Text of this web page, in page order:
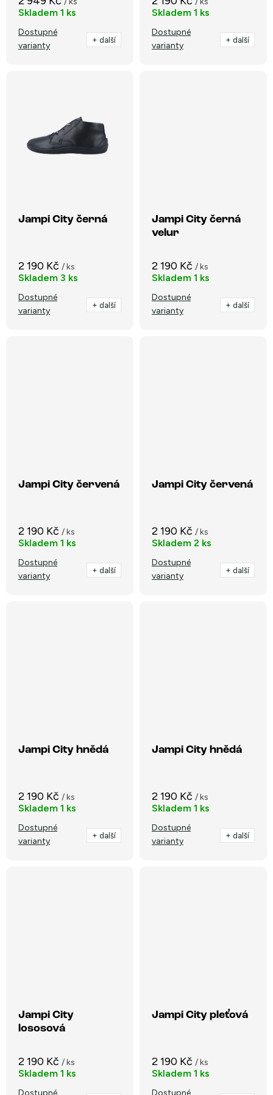
Skladem 1 ks
Dostupné
varianty
+ další
Skladem 1 ks
Dostupné
varianty
+ další
Jampi City černá
2 190 Kč / ks
Skladem 3 ks
Dostupné
varianty
+ další
Jampi City černá
velur
2 190 Kč / ks
Skladem 1 ks
Dostupné
varianty
+ další
Jampi City červená
2 190 Kč / ks
Skladem 1 ks
Dostupné
varianty
+ další
Jampi City červená
2 190 Kč / ks
Skladem 2 ks
Dostupné
varianty
+ další
Jampi City hnědá
2 190 Kč / ks
Skladem 1 ks
Dostupné
varianty
+ další
Jampi City hnědá
2 190 Kč / ks
Skladem 1 ks
Dostupné
varianty
+ další
Jampi City
lososová
2 190 Kč / ks
Skladem 1 ks
Dostupné
Jampi City pleťová
2 190 Kč / ks
Skladem 1 ks
Dostupné